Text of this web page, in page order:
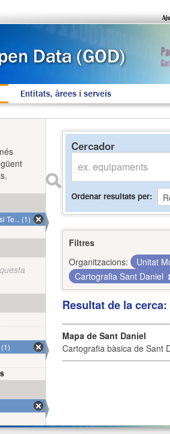
Entitats, àrees i serveis
Cercador
Ordenar resultats per
Filtres
Organitzacions:
Unitat
Cartografia Sant Daniel
Resultat de la
Mapa de Sant Daniel
Cartografia bàsica de Sant
Te... (1)